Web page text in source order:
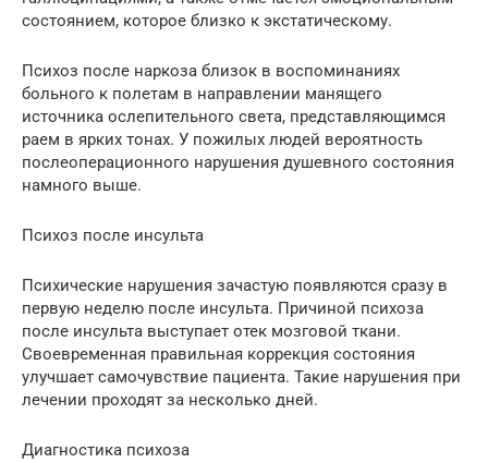
состоянием, которое близко к экстатическому.
Психоз после наркоза близок в воспоминаниях
больного к полетам в направлении манящего
источника ослепительного света, представляющимся
раем в ярких тонах. У пожилых людей вероятность
послеоперационного нарушения душевного состояния
намного выше.
Психоз после инсульта
Психические нарушения зачастую появляются сразу в
первую неделю после инсульта. Причиной психоза
после инсульта выступает отек мозговой ткани.
Своевременная правильная коррекция состояния
улучшает самочувствие пациента. Такие нарушения при
лечении проходят за несколько дней.
Диагностика психоза